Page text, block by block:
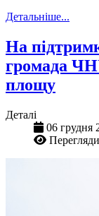
Детальніше...
На
громада
площу
Деталі
06 грудня